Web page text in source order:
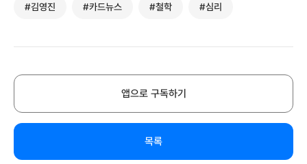
#김영진 #카드뉴스 #철학 #심리
앱으로 구독하기
목록